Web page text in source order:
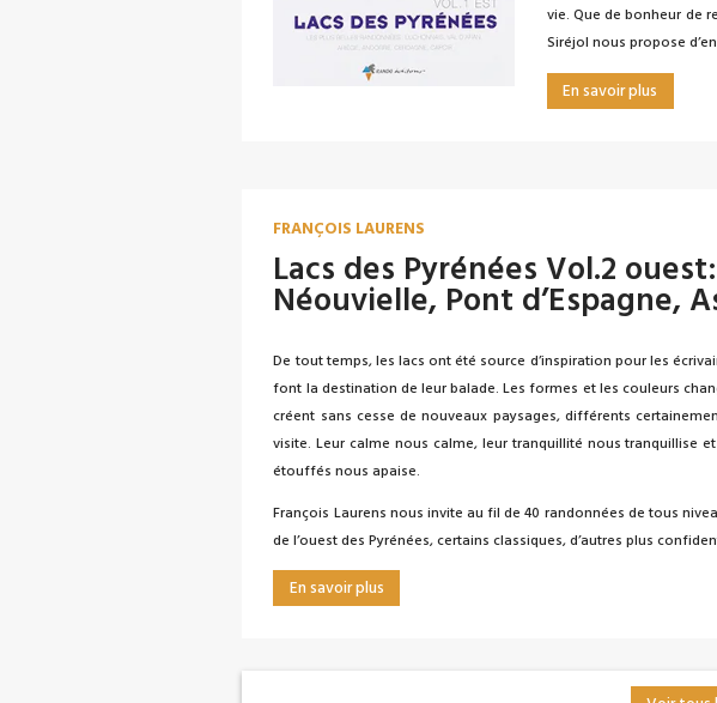
vie. Que de bonheur de
Siréjol nous propose
En savoir plus
FRANÇOIS LAURENS
Lacs des Pyrénées Vol.2
Néouvielle, Pont d’Espagne,
De tout temps, les lacs ont été source d’inspiration pour les
font la destination de leur balade. Les formes et les couleurs
créent sans cesse de nouveaux paysages, différents
visite. Leur calme nous calme, leur tranquillité nous tranquillise
étouffés nous apaise.
François Laurens nous invite au fil de 40 randonnées de tous
de l’ouest des Pyrénées, certains classiques, d’autres plus
En savoir plus